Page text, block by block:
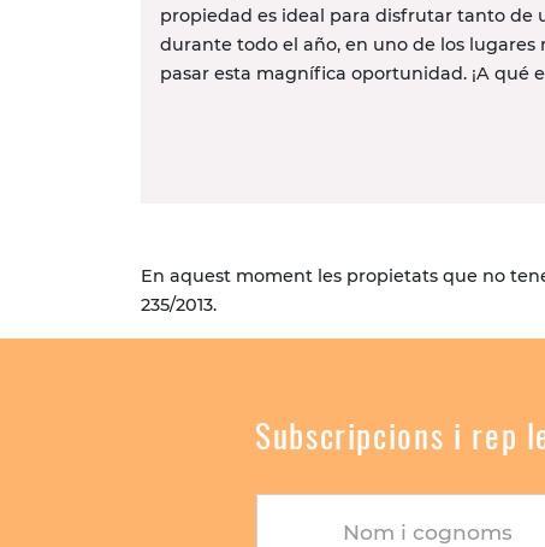
propiedad es ideal para disfrutar tanto de
durante todo el año, en uno de los lugares
pasar esta magnífica oportunidad. ¡A qué
En aquest moment les propietats que no
235/2013.
Subscripcions i rep
Nom i cognoms